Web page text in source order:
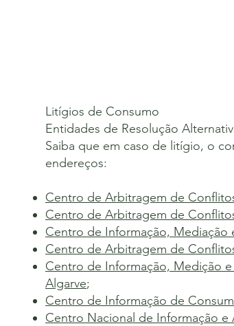
Litígios de Consumo
Entidades de Resolução
Saiba que em caso de litígio, o
endereços:
Centro de Arbitragem de
Centro de Arbitragem de
Centro de Informação,
Centro de Arbitragem de
Centro de Informação, Medição
Algarve;
Centro de Informação de
Centro Nacional de Informação